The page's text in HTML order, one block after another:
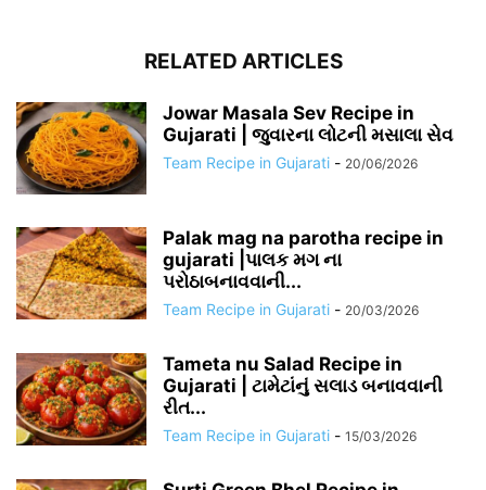
RELATED ARTICLES
Jowar Masala Sev Recipe in
Gujarati | જુવારના લોટની મસાલા સેવ
Team Recipe in Gujarati - 20/06/2026
Palak mag na parotha recipe in
gujarati |પાલક મગ ના
પરોઠાબનાવવાની...
Team Recipe in Gujarati - 20/03/2026
Tameta nu Salad Recipe in
Gujarati | ટામેટાંનું સલાડ બનાવવાની
રીત...
Team Recipe in Gujarati - 15/03/2026